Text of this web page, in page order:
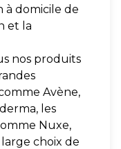
à domicile de
et la
nos produits
Avène,
les
Nuxe,
large choix de